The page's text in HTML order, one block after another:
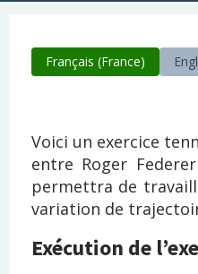
Français (France)
Voici un exercice
entre Roger
permettra de
variation de
Exécution de